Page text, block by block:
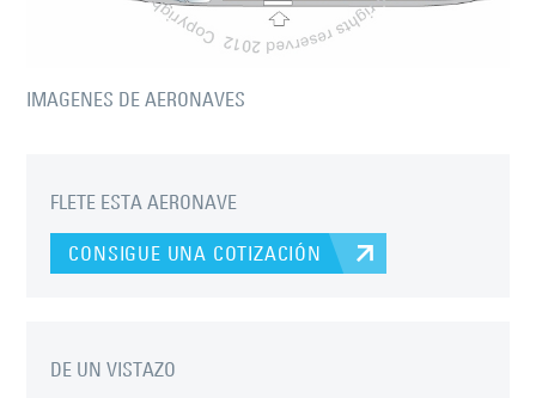
IMAGENES DE AERONAVES
FLETE ESTA AERONAVE
CONSIGUE UNA COTIZACIÓN
DE UN VISTAZO